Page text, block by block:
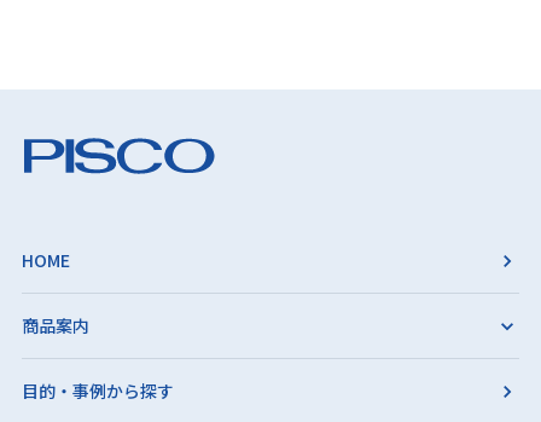
HOME
商品案内
目的・事例から探す